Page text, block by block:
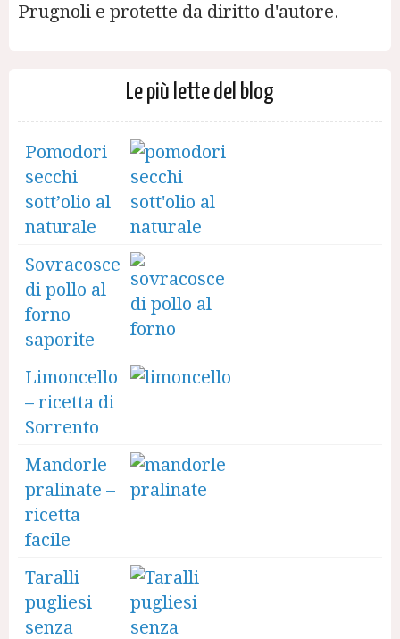
Prugnoli e protette da diritto d'autore.
Le più lette del blog
Pomodori
secchi
sott’olio al
naturale
Sovracosce
di pollo al
forno
saporite
Limoncello
– ricetta di
Sorrento
Mandorle
pralinate –
ricetta
facile
Taralli
pugliesi
senza